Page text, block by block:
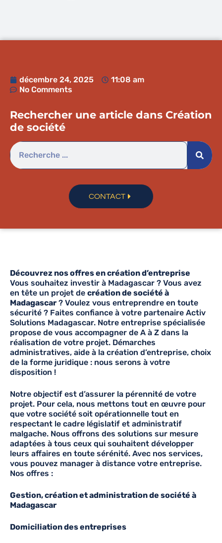
décembre 24, 2025
11:08 am
No Comments
Rechercher une article dans Création
de société
CONTACT
Découvrez nos offres en création d’entreprise
Vous souhaitez investir à Madagascar ? Vous avez
en tête un projet de création de société à
Madagascar ? Voulez vous entreprendre en toute
sécurité ? Faites confiance à votre partenaire Activ
Solutions Madagascar. Notre entreprise spécialisée
propose de vous accompagner de A à Z dans la
réalisation de votre projet. Démarches
administratives, aide à la création d’entreprise, choix
de la forme juridique : nous serons à votre
disposition !
Notre objectif est d’assurer la pérennité de votre
projet. Pour cela, nous mettons tout en œuvre pour
que votre société soit opérationnelle tout en
respectant le cadre législatif et administratif
malgache. Nous offrons des solutions sur mesure
adaptées à tous ceux qui souhaitent développer
leurs affaires en toute sérénité. Avec nos services,
vous pouvez manager à distance votre entreprise.
Nos offres :
Gestion, création et administration de société à
Madagascar
Domiciliation des entreprises